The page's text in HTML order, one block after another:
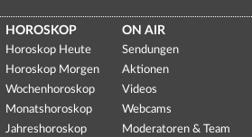
HOROSKOP
Horoskop Heute
Horoskop Morgen
Wochenhoroskop
Monatshoroskop
Jahreshoroskop
ON AIR
Sendungen
Aktionen
Videos
Webcams
Moderatoren & Team